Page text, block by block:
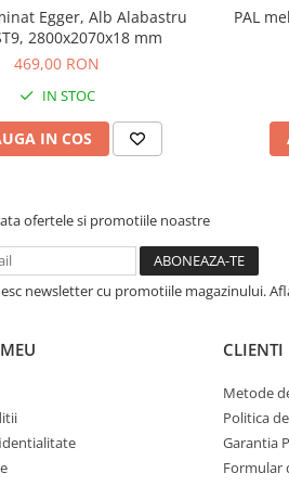
Egger, Alb Alabastru
2800x2070x18 mm
469,00 RON
IN STOC
IN COS
PAL
ofertele si promotiile noastre
newsletter cu promotiile magazinului.
CLIENTI
Metode
Politica
Garantia
Formular